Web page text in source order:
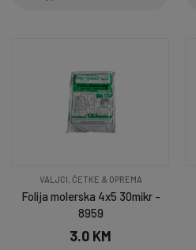
VALJCI, ČETKE & OPREMA
Folija molerska 4x5 30mikr -
8959
3.0 KM